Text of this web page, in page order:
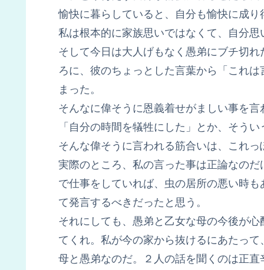
愉快に暮らしていると、自分も愉快に成
私は根本的に家族思いではなくて、自分思
そして今日は大人げもなく愚弟にブチ切
ろに、彼のちょっとした言葉から「これ
まった。
そんなに偉そうに恩義着せがましい事を
「自分の時間を犠牲にした」とか、そう
そんな偉そうに言われる筋合いは、これ
実際のところ、私の言った事は正論なの
で仕事をしていれば、虫の居所の悪い時
て発言するべきだったと思う。
それにしても、愚弟と乙女な母の今後が
てくれ。私が今の家から抜けるにあたっ
母と愚弟なのだ。２人の話を聞くのは正